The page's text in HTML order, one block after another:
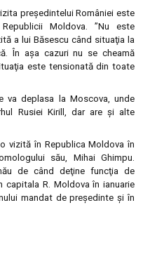
preşedintelui României este
Moldova. ”Nu este
a lui Băsescu când situaţia la
În aşa cazuri nu se cheamă
este tensionată din toate
va deplasa la Moscova, unde
Rusiei Kirill, dar are şi alte
vizită în Republica Moldova în
său, Mihai Ghimpu.
de când deţine funcţia de
capitala R. Moldova în ianuarie
mandat de preşedinte şi în